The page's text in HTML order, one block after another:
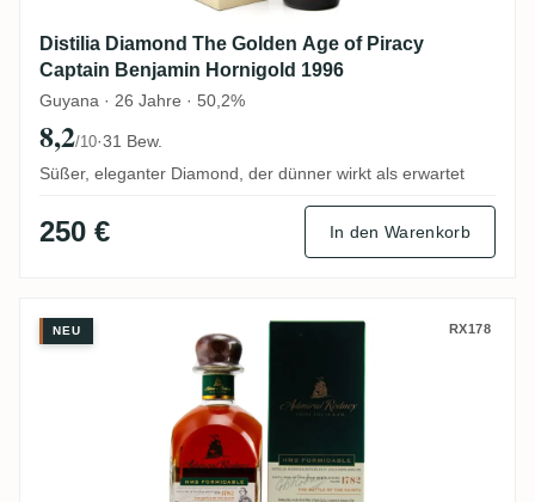
Distilia Diamond The Golden Age of Piracy
Captain Benjamin Hornigold 1996
Guyana · 26 Jahre · 50,2%
8,2/10·31 Bew.
Süßer, eleganter Diamond, der dünner wirkt als erwartet
250 € In den Warenkorb
Admiral Rodney HMS Formidable
NEU RX178